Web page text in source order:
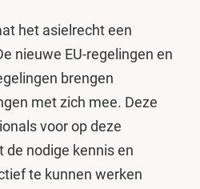
het asielrecht een
nieuwe EU-regelingen en
brengen
met zich mee. Deze
voor op deze
de nodige kennis en
te kunnen werken